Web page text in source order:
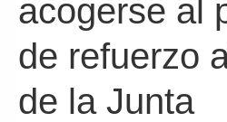
acogerse al
de refuerzo
de la Junta